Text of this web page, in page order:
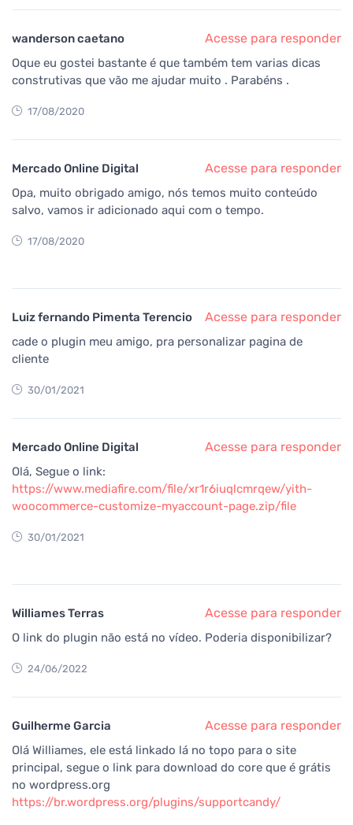
wanderson caetano Acesse para responder
Oque eu gostei bastante é que também tem varias dicas
construtivas que vão me ajudar muito . Parabéns .
17/08/2020
Mercado Online Digital Acesse para responder
Opa, muito obrigado amigo, nós temos muito conteúdo
salvo, vamos ir adicionado aqui com o tempo.
17/08/2020
Luiz fernando Pimenta Terencio Acesse para responder
cade o plugin meu amigo, pra personalizar pagina de
cliente
30/01/2021
Mercado Online Digital Acesse para responder
Olá, Segue o link:
https://www.mediafire.com/file/xr1r6iuqlcmrqew/yith-
woocommerce-customize-myaccount-page.zip/file
30/01/2021
Williames Terras Acesse para responder
O link do plugin não está no vídeo. Poderia disponibilizar?
24/06/2022
Guilherme Garcia Acesse para responder
Olá Williames, ele está linkado lá no topo para o site
principal, segue o link para download do core que é grátis
no wordpress.org
https://br.wordpress.org/plugins/supportcandy/